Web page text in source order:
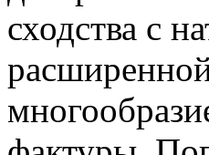
сходства с